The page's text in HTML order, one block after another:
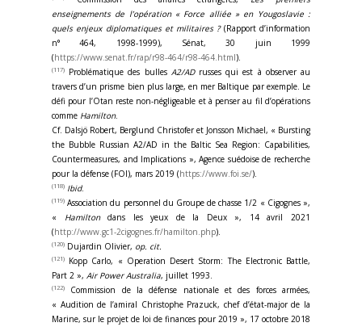
enseignements de l’opération « Force alliée » en Yougoslavie :
quels enjeux diplomatiques et militaires ?(Rapport d’information
n° 464, 1998-1999), Sénat, 30 juin 1999
(https://www.senat.fr/rap/r98-464/r98-464.html).
(117) Problématique des bulles A2/ADrusses qui est à observer au
travers d’un prisme bien plus large, en mer Baltique par exemple. Le
défi pour l’Otan reste non-négligeable et à penser au fil d’opérations
comme Hamilton.
Cf. Dalsjö Robert, Berglund Christofer et Jonsson Michael, « Bursting
the Bubble Russian A2/AD in the Baltic Sea Region: Capabilities,
Countermeasures, and Implications », Agence suédoise de recherche
pour la défense (FOI), mars 2019 (https://www.foi.se/).
(118) Ibid.
(119) Association du personnel du Groupe de chasse 1/2 « Cigognes »,
«
Hamiltondans les yeux de la Deux », 14 avril 2021
(http://www.gc1-2cigognes.fr/hamilton.php).
(120) Dujardin Olivier, op. cit.
(121) Kopp Carlo, « Operation Desert Storm: The Electronic Battle,
Part 2 », Air Power Australia, juillet 1993.
(122)
Commission de la défense nationale et des forces armées,
« Audition de l’amiral Christophe Prazuck, chef d’état-major de la
Marine, sur le projet de loi de finances pour 2019 », 17 octobre 2018